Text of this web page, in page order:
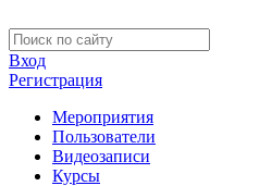
Вход
Регистрация
Мероприятия
Пользователи
Видеозаписи
Курсы